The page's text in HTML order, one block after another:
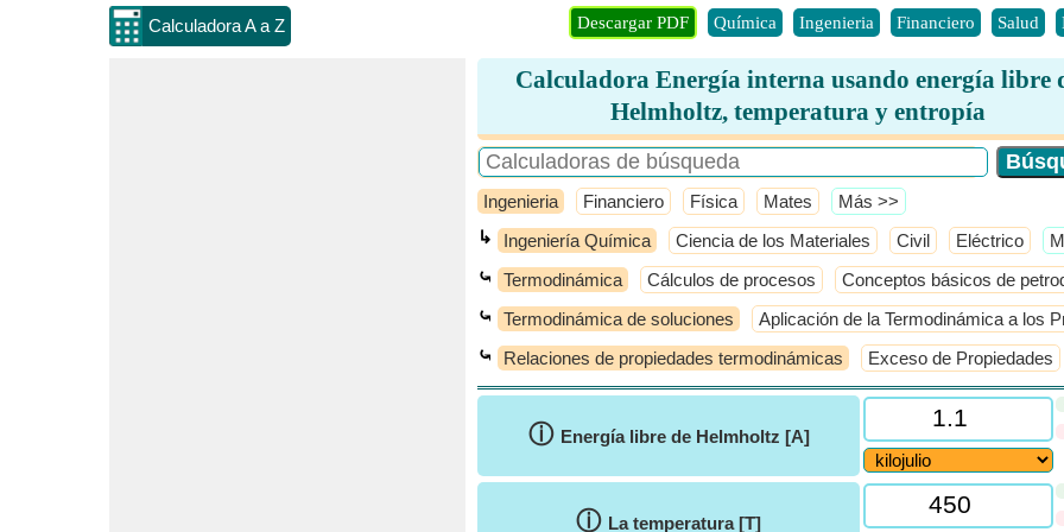
Calculadora A a Z Descargar PDF Química Ingenieria Financiero Salud
Calculadora Energía interna usando energía libre
Helmholtz, temperatura y entropía
Ingenieria Financiero Física Mates ​Más >>
↳ Ingeniería Química Ciencia de los Materiales Civil Eléctrico
⤿ Termodinámica Cálculos de procesos Conceptos básicos de
⤿ Termodinámica de soluciones Aplicación de la Termodinámica a los
⤿ Relaciones de propiedades termodinámicas Exceso de Propiedades
ⓘ Energía libre de Helmholtz [A]
ⓘ La temperatura [T]